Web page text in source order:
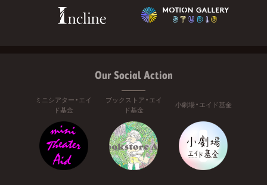
Our Social Action
ミニシアター・エイ
ド基金
ブックストア・エイ
ド基金
小劇場・エイド基金